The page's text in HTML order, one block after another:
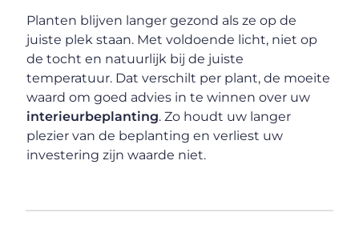
Planten blijven langer gezond als ze op de
juiste plek staan. Met voldoende licht, niet op
de tocht en natuurlijk bij de juiste
temperatuur. Dat verschilt per plant, de moeite
waard om goed advies in te winnen over uw
interieurbeplanting. Zo houdt uw langer
plezier van de beplanting en verliest uw
investering zijn waarde niet.